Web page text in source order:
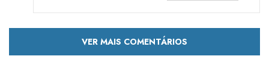
VER MAIS COMENTÁRIOS